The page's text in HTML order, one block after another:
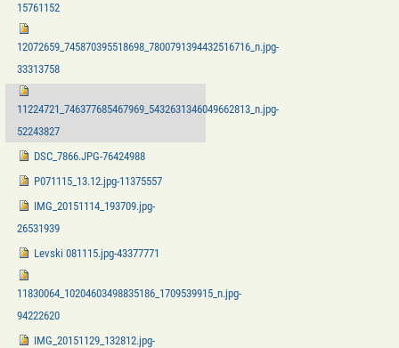
15761152
12072659_745870395518698_7800791394432516716_n.jpg-
33313758
11224721_746377685467969_5432631346049662813_n.jpg-
52243827
DSC_7866.JPG-76424988
P071115_13.12.jpg-11375557
IMG_20151114_193709.jpg-
26531939
Levski 081115.jpg-43377771
11830064_10204603498835186_1709539915_n.jpg-
94222620
IMG_20151129_132812.jpg-